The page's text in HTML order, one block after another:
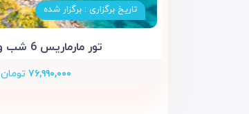
تاریخ برگزاری : برگزار شده
تور مارماریس 6 شب و 7 روز
۷۶,۹۹۰,۰۰۰ تومان